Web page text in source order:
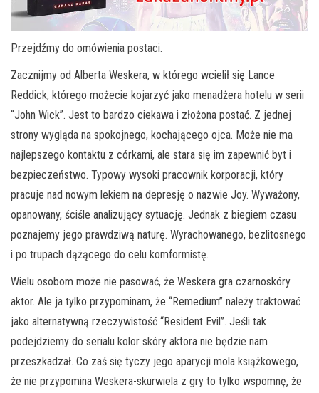
Przejdźmy do omówienia postaci.
Zacznijmy od Alberta Weskera, w którego wcielił się Lance
Reddick, którego możecie kojarzyć jako menadżera hotelu w serii
“John Wick”. Jest to bardzo ciekawa i złożona postać. Z jednej
strony wygląda na spokojnego, kochającego ojca. Może nie ma
najlepszego kontaktu z córkami, ale stara się im zapewnić byt i
bezpieczeństwo. Typowy wysoki pracownik korporacji, który
pracuje nad nowym lekiem na depresję o nazwie Joy. Wyważony,
opanowany, ściśle analizujący sytuację. Jednak z biegiem czasu
poznajemy jego prawdziwą naturę. Wyrachowanego, bezlitosnego
i po trupach dążącego do celu komformistę.
Wielu osobom może nie pasować, że Weskera gra czarnoskóry
aktor. Ale ja tylko przypominam, że “Remedium” należy traktować
jako alternatywną rzeczywistość “Resident Evil”. Jeśli tak
podejdziemy do serialu kolor skóry aktora nie będzie nam
przeszkadzał. Co zaś się tyczy jego aparycji mola książkowego,
że nie przypomina Weskera-skurwiela z gry to tylko wspomnę, że